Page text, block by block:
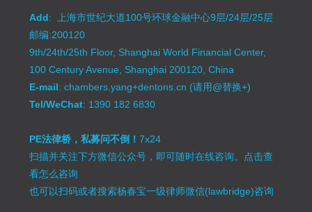
Add: 上海市世纪大道100号环球金融中心9层/24层/25层
邮编:200120
9th/24th/25th Floor, Shanghai World Financial Center,
100 Century Avenue, Shanghai 200120, China
E-mail: chambers.yang+dentons.cn (请用@替换+)
Tel/WeChat: 1390 182 6830
PE法律桥，私募问不倒！7x24
扫描并关注下方微信公众号，即可随时在线咨询。 点击查
看怎么咨询
也可以扫码或者搜索杨春宝一级律师微信(lawbridge)咨询